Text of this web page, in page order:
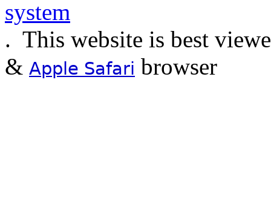
. This website is best
& Apple Safari browser